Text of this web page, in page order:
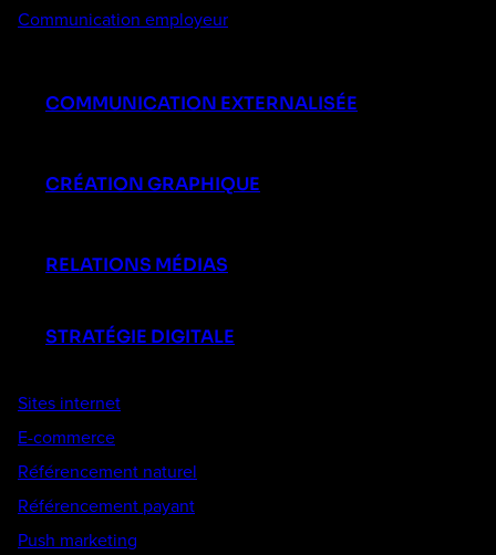
Communication employeur
COMMUNICATION EXTERNALISÉE
CRÉATION GRAPHIQUE
RELATIONS MÉDIAS
STRATÉGIE DIGITALE
Sites internet
E-commerce
Référencement naturel
Référencement payant
Push marketing